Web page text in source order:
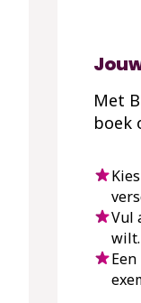
Met
boek
Vul
wilt.